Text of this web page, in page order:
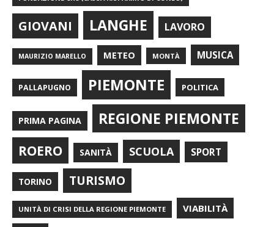
GIOVANI LANGHE LAVORO
MAURIZIO MARELLO METEO MONTÀ MUSICA
PALLAPUGNO PIEMONTE POLITICA
PRIMA PAGINA REGIONE PIEMONTE
ROERO SANITÀ SCUOLA SPORT
TORINO TURISMO
UNITÀ DI CRISI DELLA REGIONE PIEMONTE VIABILITÀ